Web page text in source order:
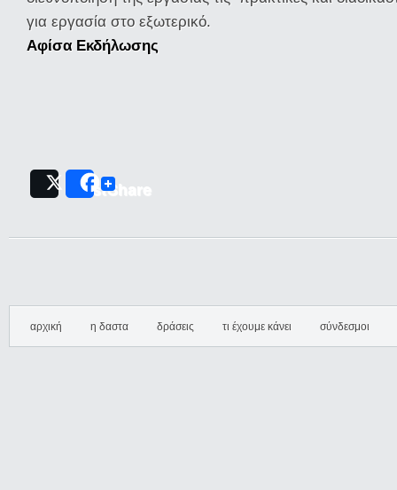
για εργασία στο εξωτερικό.
Αφίσα Εκδήλωσης
PostShare
αρχική η δαστα δράσεις τι έχουμε κάνει σύνδεσμοι